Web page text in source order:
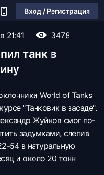
Вход / Регистрация
21:41 3478
танк в
World of Tanks
"Танковик в засаде".
Жуйков смог по-
задумками, слепив
54 в натуральную
и около 20 тонн